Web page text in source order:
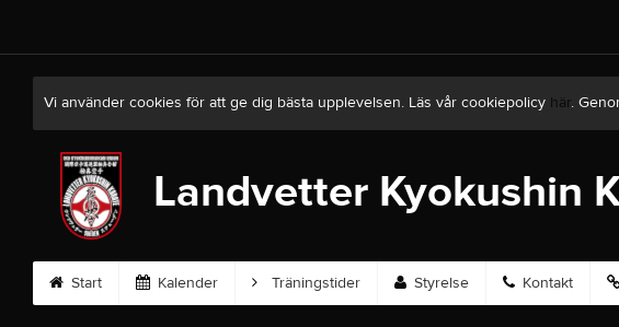
Vi använder cookies för att ge dig bästa upplevelsen. Läs vår cookiepolicy här.
Landvetter Kyokushin
Start Kalender Träningstider Styrelse Kontakt